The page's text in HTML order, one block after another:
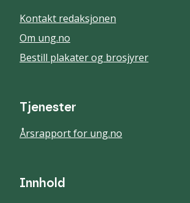
Kontakt redaksjonen
Om ung.no
Bestill plakater og brosjyrer
Tjenester
Årsrapport for ung.no
Innhold